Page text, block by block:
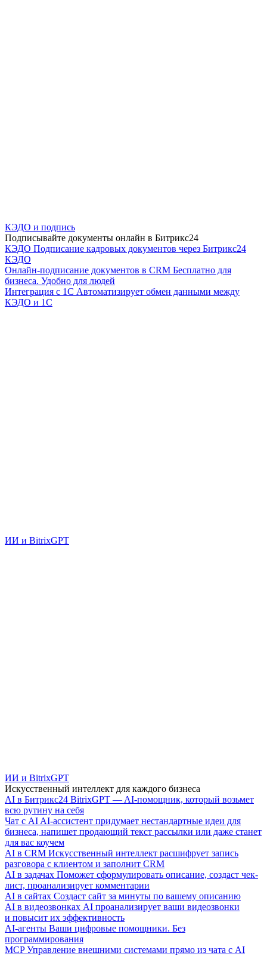
КЭДО и подпись
Подписывайте документы онлайн в Битрикс24
КЭДО Подписание кадровых документов через Битрикс24
КЭДО
Онлайн-подписание документов в CRM Бесплатно для
бизнеса. Удобно для людей
Интеграция с 1С Автоматизирует обмен данными между
КЭДО и 1С
ИИ и BitrixGPT
ИИ и BitrixGPT
Искусственный интеллект для каждого бизнеса
AI в Битрикс24 BitrixGPT — AI-помощник, который возьмет
всю рутину на себя
Чат с AI AI-ассистент придумает нестандартные идеи для
бизнеса, напишет продающий текст рассылки или даже станет
для вас коучем
AI в CRM Искусственный интеллект расшифрует запись
разговора с клиентом и заполнит CRM
AI в задачах Поможет сформулировать описание, создаст чек-
лист, проанализирует комментарии
AI в сайтах Создаст сайт за минуты по вашему описанию
AI в видеозвонках AI проанализирует ваши видеозвонки
и повысит их эффективность
AI-агенты Ваши цифровые помощники. Без
программирования
MCP Управление внешними системами прямо из чата с AI